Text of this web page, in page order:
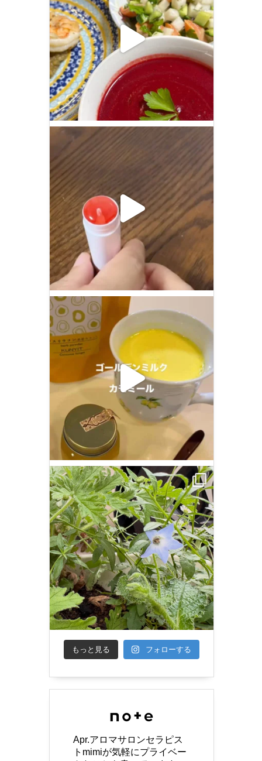
もっと見る フォローする
Apr.アロマサロンセラピス
トmimiが気軽にプライベー